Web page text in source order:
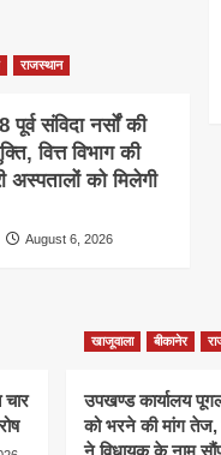
राजस्थान
संविदा नर्सों की
वित्त विभाग की
अस्पतालों को मिलेगी
August 6, 2026
खाजूवाला बीकानेर
उपखण्ड कार्यालय
को भरने की मांग तेज,